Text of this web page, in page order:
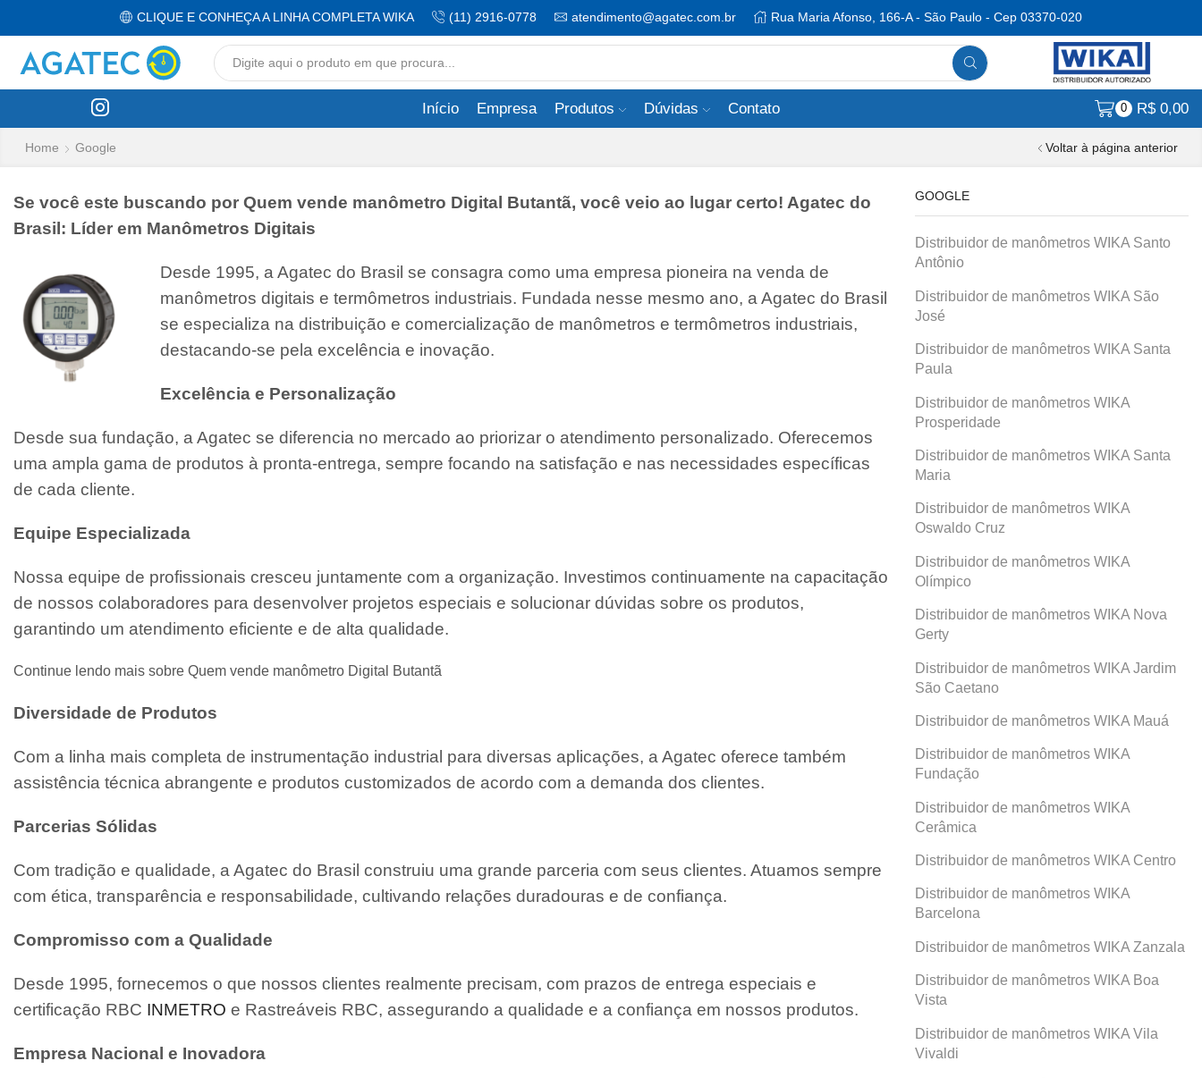
CLIQUE E CONHEÇA A LINHA COMPLETA WIKA (11) 2916-0778 atendimento@agatec.com.br Rua Maria Afonso, 166-A - São Paulo - Cep 03370-020
input
Início Empresa Produtos Dúvidas Contato 0 R$0,00
Voltar à página anterior
Home Google
Se você este buscando por Quem vende manômetro Digital Butantã, você veio ao lugar certo! Agatec do
Brasil: Líder em Manômetros Digitais
Desde 1995, a Agatec do Brasil se consagra como uma empresa pioneira na venda de
manômetros digitais e termômetros industriais. Fundada nesse mesmo ano, a Agatec do Brasil
se especializa na distribuição e comercialização de manômetros e termômetros industriais,
destacando-se pela excelência e inovação.
Excelência e Personalização
Desde sua fundação, a Agatec se diferencia no mercado ao priorizar o atendimento personalizado. Oferecemos
uma ampla gama de produtos à pronta-entrega, sempre focando na satisfação e nas necessidades específicas
de cada cliente.
Equipe Especializada
Nossa equipe de profissionais cresceu juntamente com a organização. Investimos continuamente na capacitação
de nossos colaboradores para desenvolver projetos especiais e solucionar dúvidas sobre os produtos,
garantindo um atendimento eficiente e de alta qualidade.
Continue lendo mais sobre Quem vende manômetro Digital Butantã
Diversidade de Produtos
Com a linha mais completa de instrumentação industrial para diversas aplicações, a Agatec oferece também
assistência técnica abrangente e produtos customizados de acordo com a demanda dos clientes.
Parcerias Sólidas
Com tradição e qualidade, a Agatec do Brasil construiu uma grande parceria com seus clientes. Atuamos sempre
com ética, transparência e responsabilidade, cultivando relações duradouras e de confiança.
Compromisso com a Qualidade
Desde 1995, fornecemos o que nossos clientes realmente precisam, com prazos de entrega especiais e
certificação RBC INMETRO e Rastreáveis RBC, assegurando a qualidade e a confiança em nossos produtos.
Empresa Nacional e Inovadora
GOOGLE
Distribuidor de manômetros WIKA Santo
Antônio
Distribuidor de manômetros WIKA São
José
Distribuidor de manômetros WIKA Santa
Paula
Distribuidor de manômetros WIKA
Prosperidade
Distribuidor de manômetros WIKA Santa
Maria
Distribuidor de manômetros WIKA
Oswaldo Cruz
Distribuidor de manômetros WIKA
Olímpico
Distribuidor de manômetros WIKA Nova
Gerty
Distribuidor de manômetros WIKA Jardim
São Caetano
Distribuidor de manômetros WIKA Mauá
Distribuidor de manômetros WIKA
Fundação
Distribuidor de manômetros WIKA
Cerâmica
Distribuidor de manômetros WIKA Centro
Distribuidor de manômetros WIKA
Barcelona
Distribuidor de manômetros WIKA Zanzala
Distribuidor de manômetros WIKA Boa
Vista
Distribuidor de manômetros WIKA Vila
Vivaldi